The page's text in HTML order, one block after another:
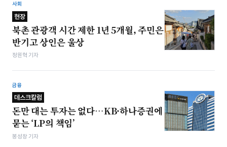
사회
현장
북촌 관광객 시간 제한 1년 5개월, 주민은
반기고 상인은 울상
정원혁 기자
금융
데스크칼럼
돈만 대는 투자는 없다…KB·하나증권에
묻는 ‘LP의 책임’
봉성창 기자